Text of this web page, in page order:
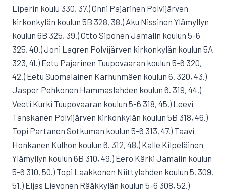
Liperin koulu 330, 37.) Onni Pajarinen Polvijärven
kirkonkylän koulun 5B 328, 38.) Aku Nissinen Ylämyllyn
koulun 6B 325, 39.) Otto Siponen Jamalin koulun 5-6
325, 40.) Joni Lagren Polvijärven kirkonkylän koulun 5A
323, 41.) Eetu Pajarinen Tuupovaaran koulun 5-6 320,
42.) Eetu Suomalainen Karhunmäen koulun 6. 320, 43.)
Jasper Pehkonen Hammaslahden koulun 6. 319, 44.)
Veeti Kurki Tuupovaaran koulun 5-6 318, 45.) Leevi
Tanskanen Polvijärven kirkonkylän koulun 5B 318, 46.)
Topi Partanen Sotkuman koulun 5-6 313, 47.) Taavi
Honkanen Kulhon koulun 6. 312, 48.) Kalle Kilpeläinen
Ylämyllyn koulun 6B 310, 49.) Eero Kärki Jamalin koulun
5-6 310, 50.) Topi Laakkonen Niittylahden koulun 5. 309,
51.) Eljas Lievonen Rääkkylän koulun 5-6 308, 52.)